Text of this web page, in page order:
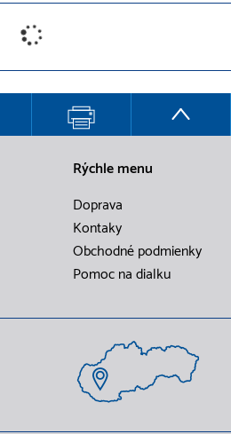
Rýchle menu
Doprava
Kontaky
Obchodné podmienky
Pomoc na dialku